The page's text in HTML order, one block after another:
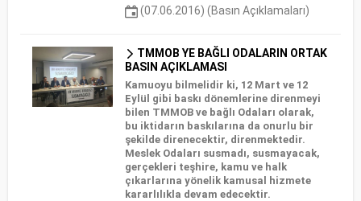
(07.06.2016) (Basın Açıklamaları)
TMMOB YE BAĞLI ODALARIN ORTAK
BASIN AÇIKLAMASI
Kamuoyu bilmelidir ki, 12 Mart ve 12
Eylül gibi baskı dönemlerine direnmeyi
bilen TMMOB ve bağlı Odaları olarak,
bu iktidarın baskılarına da onurlu bir
şekilde direnecektir, direnmektedir.
Meslek Odaları susmadı, susmayacak,
gerçekleri teşhire, kamu ve halk
çıkarlarına yönelik kamusal hizmete
kararlılıkla devam edecektir.